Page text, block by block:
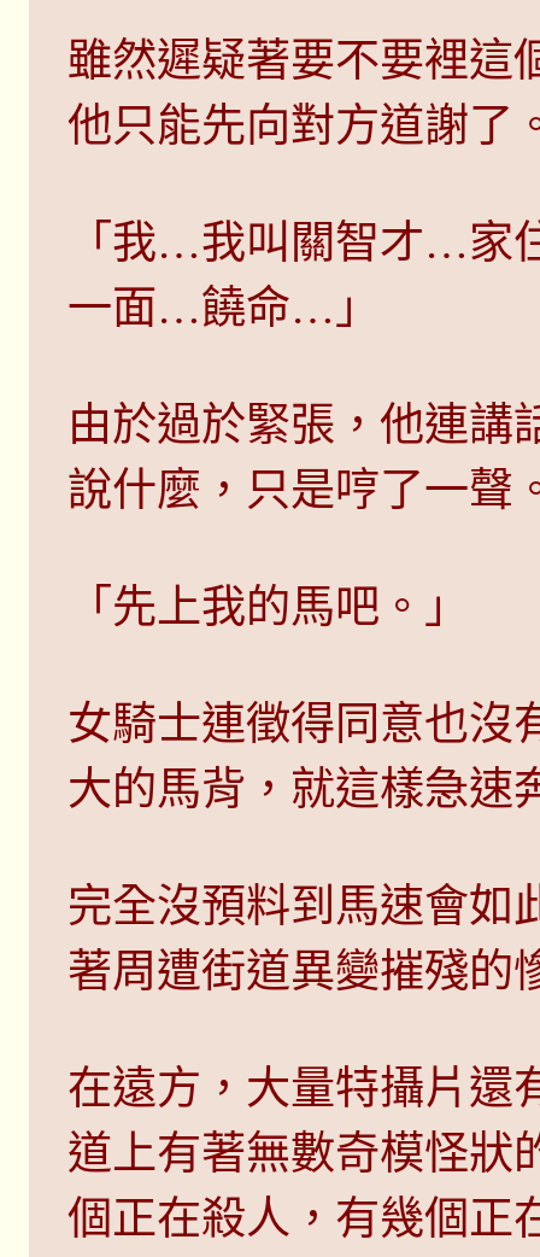
雖然遲疑著要不要裡這
他只能先向對方道謝了
「我…我叫關智才…
一面…饒命…」
由於過於緊張，他連講
說什麼，只是哼了一聲
「先上我的馬吧。」
女騎士連徵得同意也沒
大的馬背，就這樣急速
完全沒預料到馬速會如
著周遭街道異變摧殘的
在遠方，大量特攝片還
道上有著無數奇模怪狀
個正在殺人，有幾個正